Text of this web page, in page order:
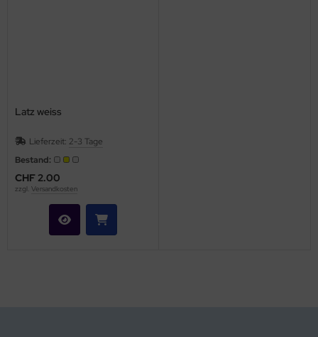
Latz weiss
Lieferzeit: 2-3 Tage
Bestand:
CHF 2.00
zzgl. Versandkosten